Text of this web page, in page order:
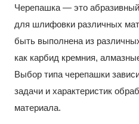
Черепашка — это
для шлифовки различных
быть выполнена из
как карбид кремния,
Выбор типа черепашки
задачи и характеристик
материала.